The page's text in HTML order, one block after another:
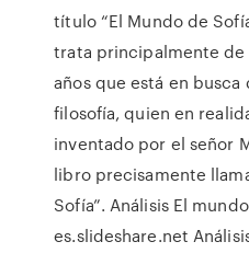
título “El Mundo de
trata principalmente de
años que está en busca
filosofía, quien en
inventado por el señor
libro precisamente
Sofía”. Análisis El
es.slideshare.net